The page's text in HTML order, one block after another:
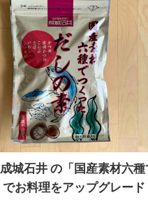
城石井 の「国産素材六種
お料理をアップグレード